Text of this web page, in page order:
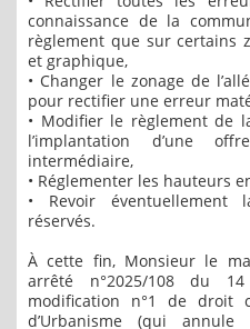
connaissance de la
règlement que sur certains
et graphique,
• Changer le zonage de
pour rectifier une erreur
• Modifier le règlement de
l’implantation d’une
intermédiaire,
• Réglementer les hauteurs
• Revoir éventuellement
réservés.
À cette fin, Monsieur le
arrêté n°2025/108 du
modification n°1 de droit
d’Urbanisme (qui